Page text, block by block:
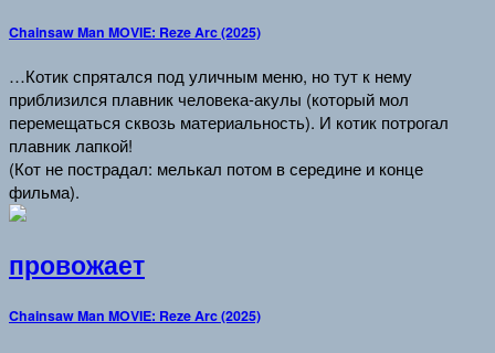
Chainsaw Man MOVIE: Reze Arc (2025)
…Котик спрятался под уличным меню, но тут к нему
приблизился плавник человека-акулы (который мол
перемещаться сквозь материальность). И котик потрогал
плавник лапкой!
(Кот не пострадал: мелькал потом в середине и конце
фильма).
провожает
Chainsaw Man MOVIE: Reze Arc (2025)